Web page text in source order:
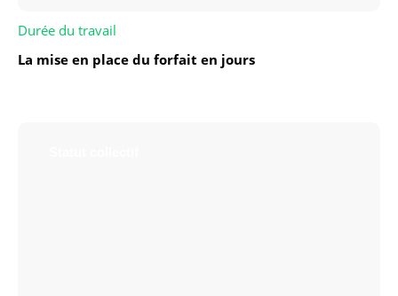
Durée du travail
La mise en place du forfait en jours